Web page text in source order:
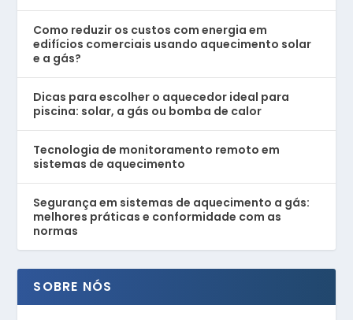
Como reduzir os custos com energia em
edifícios comerciais usando aquecimento solar
e a gás?
Dicas para escolher o aquecedor ideal para
piscina: solar, a gás ou bomba de calor
Tecnologia de monitoramento remoto em
sistemas de aquecimento
Segurança em sistemas de aquecimento a gás:
melhores práticas e conformidade com as
normas
SOBRE NÓS